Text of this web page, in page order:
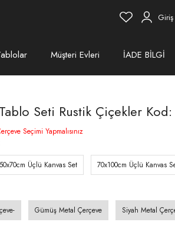
Giriş
Müşteri Evleri İADE BİLGİ
Seti Rustik Çiçekler
Seçimi Yapmalısınız
50x70cm Üçlü Kanvas Set 70x100cm Üçlü Kanvas
Gümüş Metal Çerçeve Siyah Metal